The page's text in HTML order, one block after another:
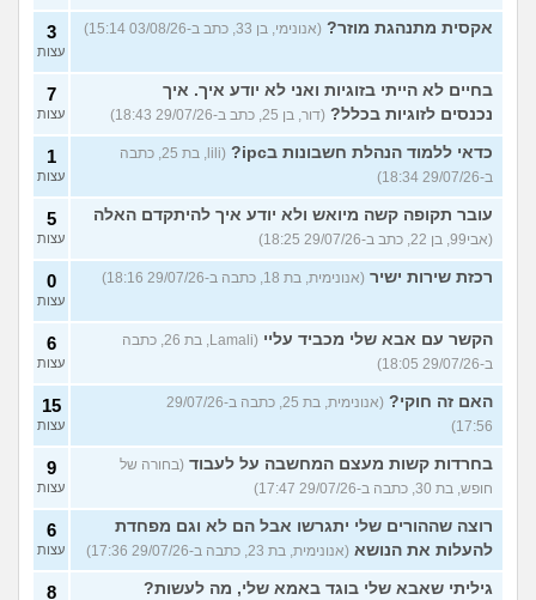
אקסית מתנהגת מוזר? (אנונימי, בן 33, כתב ב-03/08/26 15:14) 3
עצות
בחיים לא הייתי בזוגיות ואני לא יודע איך. איך
נכנסים לזוגיות בכלל? (דור, בן 25, כתב ב-29/07/26 18:43)
7
עצות
כדאי ללמוד הנהלת חשבונות בipc?
(lili, בת 25, כתבה
ב-29/07/26 18:34)
1
עצות
עובר תקופה קשה מיואש ולא יודע איך להיתקדם האלה
(אבי99, בן 22, כתב ב-29/07/26 18:25)
5
עצות
רכזת שירות ישיר (אנונימית, בת 18, כתבה ב-29/07/26 18:16) 0
עצות
הקשר עם אבא שלי מכביד עליי
(Lamali, בת 26, כתבה
ב-29/07/26 18:05)
6
עצות
האם זה חוקי?
(אנונימית, בת 25, כתבה ב-29/07/26
17:56)
15
עצות
בחרדות קשות מעצם המחשבה על לעבוד (בחורה של
חופש, בת 30, כתבה ב-29/07/26 17:47)
9
עצות
רוצה שההורים שלי יתגרשו אבל הם לא וגם מפחדת
להעלות את הנושא (אנונימית, בת 23, כתבה ב-29/07/26 17:36)
6
עצות
גיליתי שאבא שלי בוגד באמא שלי, מה לעשות? 8